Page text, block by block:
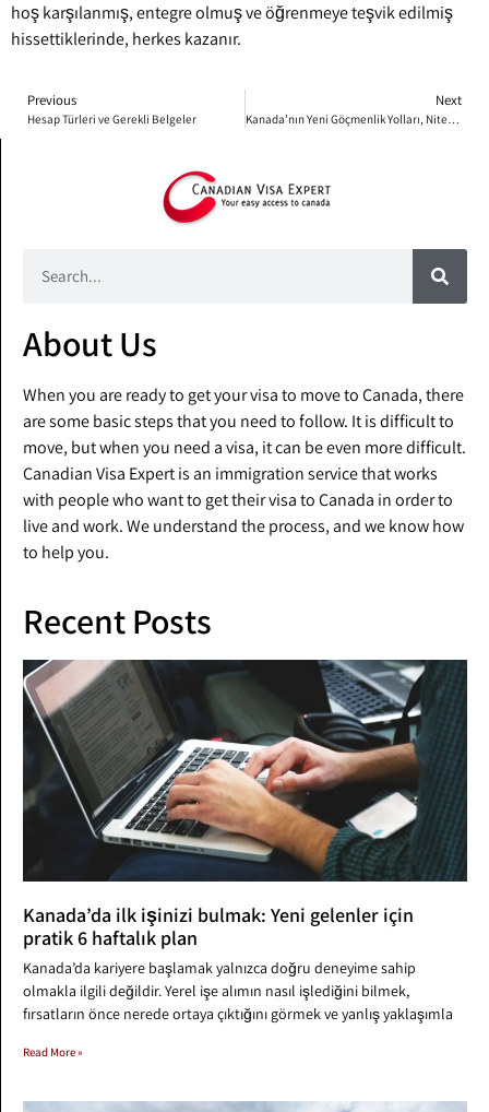
hoş karşılanmış, entegre olmuş ve öğrenmeye teşvik edilmiş
hissettiklerinde, herkes kazanır.
Previous
Hesap Türleri ve Gerekli Belgeler
Next
Kanada’nın Yeni Göçmenlik Yolları, Nitelikli İşçiler ve Aileleri İçin Geleceği Nasıl Şekillendiriyor
About Us
When you are ready to get your visa to move to Canada, there
are some basic steps that you need to follow. It is difficult to
move, but when you need a visa, it can be even more difficult.
Canadian Visa Expert is an immigration service that works
with people who want to get their visa to Canada in order to
live and work. We understand the process, and we know how
to help you.
Recent Posts
Kanada’da ilk işinizi bulmak: Yeni gelenler için
pratik 6 haftalık plan
Kanada’da kariyere başlamak yalnızca doğru deneyime sahip
olmakla ilgili değildir. Yerel işe alımın nasıl işlediğini bilmek,
fırsatların önce nerede ortaya çıktığını görmek ve yanlış yaklaşımla
Read More »